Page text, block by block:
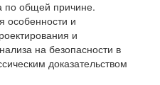
по общей причине.
особенности и
и
на безопасности в
доказательством